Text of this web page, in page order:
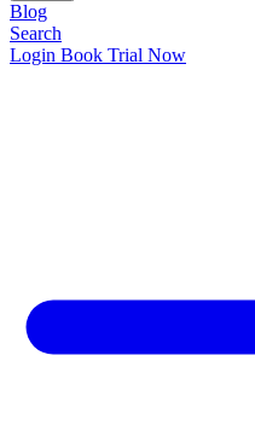
Blog
Search
Login Book Trial Now